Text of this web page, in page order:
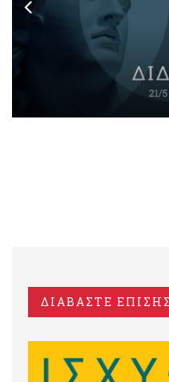
ΔΙΑΒΑΣΤΕ ΕΠΙΣΗΣ